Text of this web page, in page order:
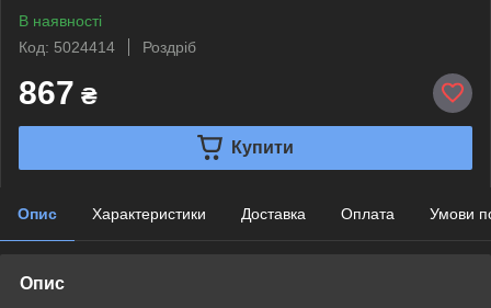
В наявності
Код: 5024414
Роздріб
867 ₴
Купити
Опис Характеристики Доставка Оплата Умови
Опис